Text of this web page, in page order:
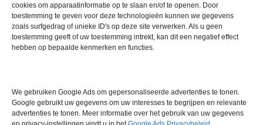
cookies om apparaatinformatie op te slaan en/of te openen. Door
toestemming te geven voor deze technologieën kunnen we gegevens
zoals surfgedrag of unieke ID's op deze site verwerken. Als u geen
toestemming geeft of uw toestemming intrekt, kan dit een negatief effect
hebben op bepaalde kenmerken en functies.
We gebruiken Google Ads om gepersonaliseerde advertenties te tonen.
Google gebruikt uw gegevens om uw interesses te begrijpen en relevante
advertenties te tonen. Meer informatie over het gebruik van uw gegevens
Bouwjaar 2004
Garantie 6 maanden
Merk Malvern